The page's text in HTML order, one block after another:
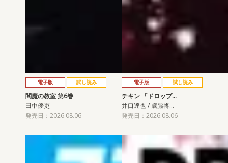
電子版 試し読み
閻魔の教室 第6巻
田中優吏
発売日：2026.08.06
電子版 試し読み
チキン 「ドロップ…
井口達也 / 歳脇将…
発売日：2026.08.06